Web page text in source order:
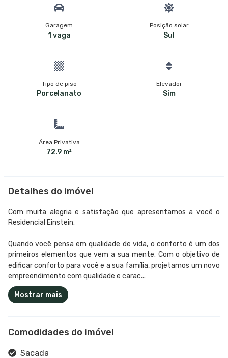
Garagem
1 vaga
Posição solar
Sul
Tipo de piso
Porcelanato
Elevador
Sim
Área Privativa
72.9 m²
Detalhes do imóvel
Com muita alegria e satisfação que apresentamos a você o
Residencial Einstein.
Quando você pensa em qualidade de vida, o conforto é um dos
primeiros elementos que vem a sua mente. Com o objetivo de
edificar conforto para você e a sua família, projetamos um novo
empreendimento com qualidade e carac...
Mostrar mais
Comodidades do imóvel
Sacada